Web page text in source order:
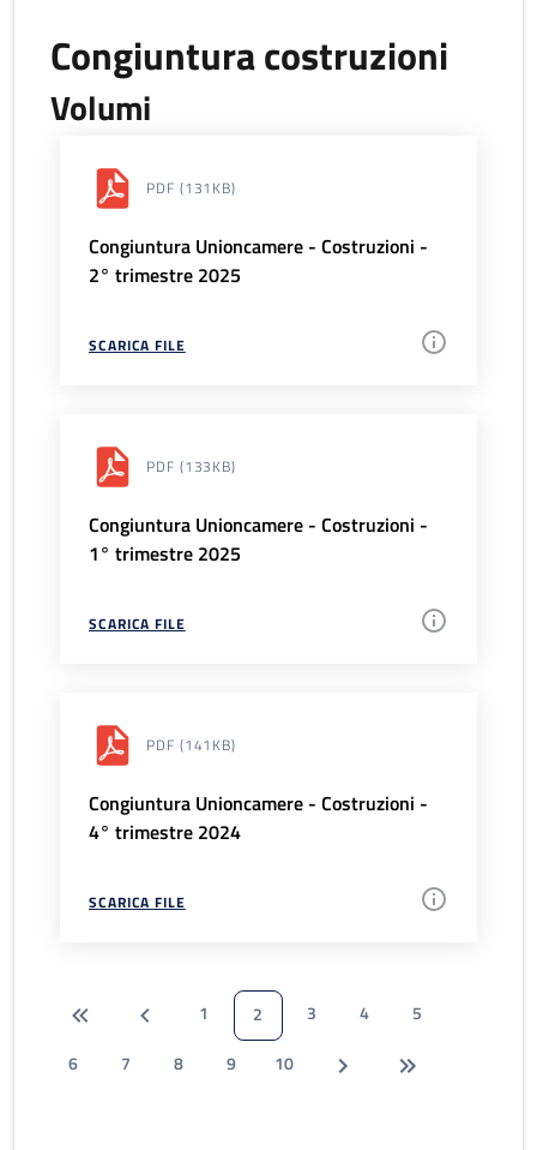
Congiuntura costruzioni
Volumi
PDF (131KB)
Congiuntura Unioncamere - Costruzioni -
2° trimestre 2025
SCARICA FILE
PDF (133KB)
Congiuntura Unioncamere - Costruzioni -
1° trimestre 2025
SCARICA FILE
PDF (141KB)
Congiuntura Unioncamere - Costruzioni -
4° trimestre 2024
SCARICA FILE
1 2 3 4
5
6
7 8 9 10